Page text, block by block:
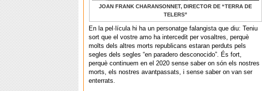
JOAN FRANK CHARANSONNET, DIRECTOR DE “TERRA DE
TELERS”
En la pel·lícula hi ha un personatge falangista que diu: Teniu
sort que el vostre amo ha intercedit per vosaltres, perquè
molts dels altres morts republicans estaran perduts pels
segles dels segles “en paradero desconocido”. És fort,
perquè continuem en el 2020 sense saber on són els nostres
morts, els nostres avantpassats, i sense saber on van ser
enterrats.